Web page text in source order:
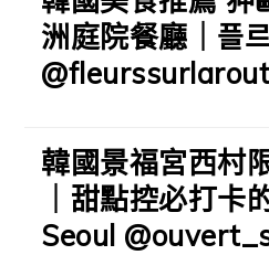
洲庭院餐廳｜플
韓國景福宮西村
｜甜點控必打卡
Seoul